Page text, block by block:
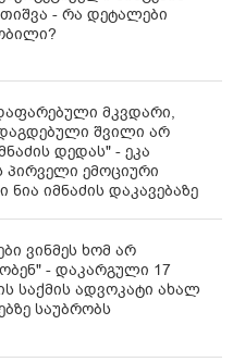
ეს არის
სასამართლო
გაგრძელდა.
წარმოთქვეს.
და
დამფუძნებელი,
დასკვნითი
მიმართავს.
- რა დეტალები
მკვდარი,
შვილი არ
დედას" - ეკა
პირველი ემოციური
ნია იმნაძის დაკავებაზე
ვინმეს ხომ არ
- დაკარგული 17
საქმის ადვოკატი ახალ
საუბრობს